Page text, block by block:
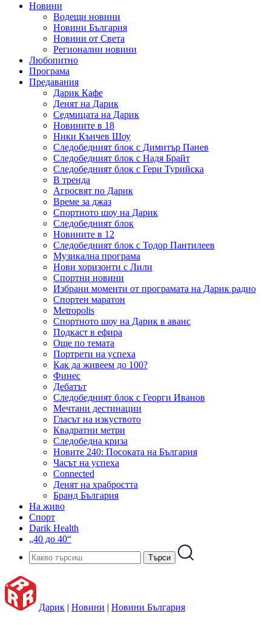
Новини
Водещи новини
Новини България
Новини от Света
Регионални новини
Любопитно
Програма
Предавания
Дарик Кафе
Денят на Дарик
Седмицата на Дарик
Новините в 18
Ники Кънчев Шоу
Следобедният блок с Димитър Панев
Следобедният блок с Надя Брайт
Следобедният блок с Гери Турийска
В тренда
Агросвят по Дарик
Време за джаз
Спортното шоу на Дарик
Следобедният блок
Новините в 12
Следобедният блок с Тодор Пантилеев
Музикална програма
Нови хоризонти с Лили
Спортни новини
Избрани моменти от програмата на Дарик радио
Спортен маратон
Metropolis
Спортното шоу на Дарик в аванс
Подкаст в ефира
Още по темата
Портрети на успеха
Как да живеем до 100?
Финес
Дебатът
Следобедният блок с Георги Иванов
Мечтани дестинации
Гласът на изкуството
Квадратни метри
Следобедна криза
Новите 240: Посоката на България
Часът на успеха
Connected
Денят на храбростта
Бранд България
На живо
Спорт
Darik Health
„40 до 40“
Дарик | Новини | Новини България